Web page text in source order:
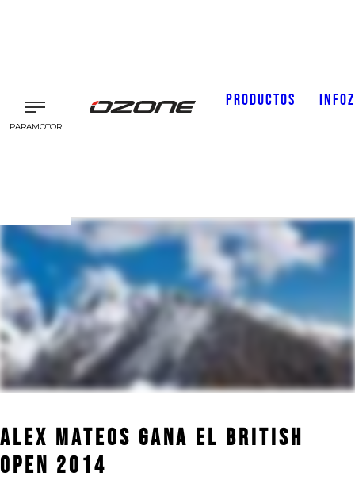
PARAMOTOR
PRODUCTOS
Alex Mateos gana el British
Open 2014